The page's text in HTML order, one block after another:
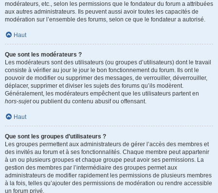
modérateurs, etc., selon les permissions que le fondateur du forum a attribuées
aux autres administrateurs. Ils peuvent aussi avoir toutes les capacités de
modération sur l’ensemble des forums, selon ce que le fondateur a autorisé.
Haut
Que sont les modérateurs ?
Les modérateurs sont des utilisateurs (ou groupes d’utilisateurs) dont le travail
consiste à vérifier au jour le jour le bon fonctionnement du forum. Ils ont le
pouvoir de modifier ou supprimer des messages, de verrouiller, déverrouiller,
déplacer, supprimer et diviser les sujets des forums qu’ils modèrent.
Généralement, les modérateurs empêchent que les utilisateurs partent en
hors-sujetou publient du contenu abusif ou offensant.
Haut
Que sont les groupes d’utilisateurs ?
Les groupes permettent aux administrateurs de gérer l’accès des membres et
des invités au forum et à ses fonctionnalités. Chaque membre peut appartenir
à un ou plusieurs groupes et chaque groupe peut avoir ses permissions. La
gestion des membres par l’intermédiaire des groupes permet aux
administrateurs de modifier rapidement les permissions de plusieurs membres
à la fois, telles qu’ajouter des permissions de modération ou rendre accessible
un forum privé.